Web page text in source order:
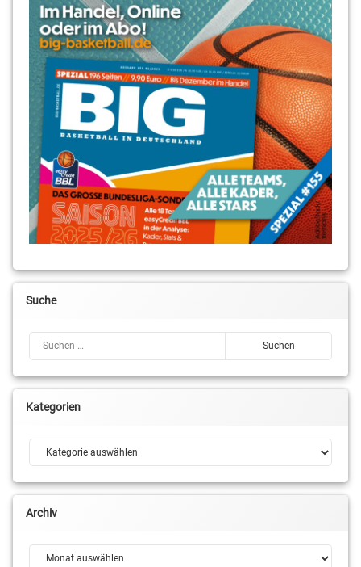
Sönke
Leh
Tim
Decker
Suche
Kategorien
Kategorien
Archiv
Archiv